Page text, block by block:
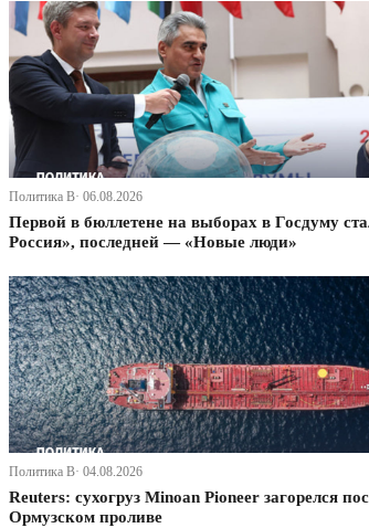
Политика В· 06.08.2026
Первой в бюллетене на выборах в Госдуму
Россия», последней — «Новые люди»
Политика В· 04.08.2026
Reuters: сухогруз Minoan Pioneer загорелся
Ормузском проливе